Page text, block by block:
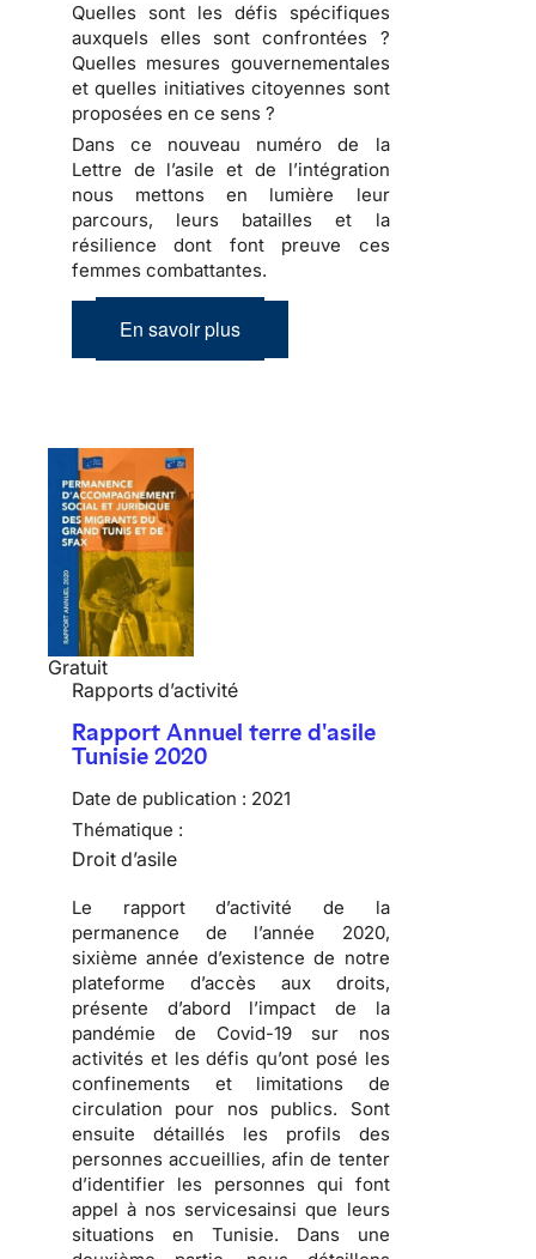
Quelles sont les défis spécifiques
auxquels elles sont confrontées ?
Quelles mesures gouvernementales
et quelles initiatives citoyennes sont
proposées en ce sens ?
Dans ce nouveau numéro de la
Lettre de l’asile et de l’intégration
nous mettons en lumière leur
parcours, leurs batailles et la
résilience dont font preuve ces
femmes combattantes.
En savoir plus
Gratuit
Rapports d’activité
Rapport Annuel terre d'asile
Tunisie 2020
Date de publication : 2021
Thématique :
Droit d’asile
Le rapport d’activité de la
permanence de l’année 2020,
sixième année d’existence de notre
plateforme d’accès aux droits,
présente d’abord l’impact de la
pandémie de Covid-19 sur nos
activités et les défis qu’ont posé les
confinements et limitations de
circulation pour nos publics. Sont
ensuite détaillés les profils des
personnes accueillies, afin de tenter
d’identifier les personnes qui font
appel à nos servicesainsi que leurs
situations en Tunisie. Dans une